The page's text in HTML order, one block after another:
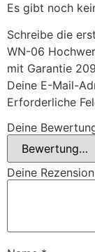
Es gibt noch
Schreibe die
WN-06
mit Garantie
Deine E-Mail-
Erforderliche
Deine
Deine Rezension